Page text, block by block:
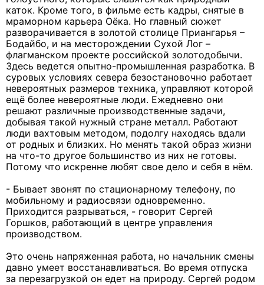
каток. Кроме того, в фильме есть кадры, снятые в
мраморном карьера Оёка. Но главный сюжет
разворачивается в золотой столице Приангарья –
Бодайбо, и на месторождении Сухой Лог –
флагманском проекте российской золотодобычи.
Здесь ведется опытно-промышленная разработка. В
суровых условиях севера безостановочно работает
невероятных размеров техника, управляют которой
ещё более невероятные люди. Ежедневно они
решают различные производственные задачи,
добывая такой нужный стране металл. Работают
люди вахтовым методом, подолгу находясь вдали
от родных и близких. Но менять такой образ жизни
на что-то другое большинство из них не готовы.
Потому что искренне любят свое дело и себя в нём.
- Бывает звонят по стационарному телефону, по
мобильному и радиосвязи одновременно.
Приходится разрываться, - говорит Сергей
Горшков, работающий в центре управления
производством.
Это очень напряженная работа, но начальник смены
давно умеет восстанавливаться. Во время отпуска
за перезагрузкой он едет на природу. Сергей родом